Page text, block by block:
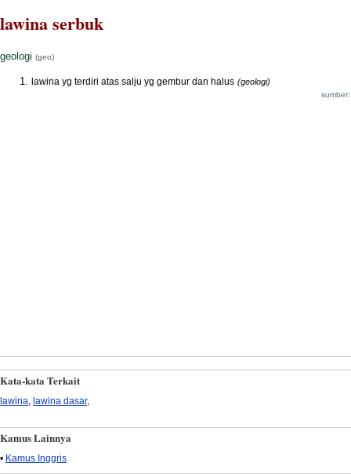
lawina serbuk
geologi (geo)
lawina yg terdiri atas salju yg gembur dan halus (geologi)
Kata-kata Terkait
lawina lawina dasar,
Kamus Lainnya
• Kamus Inggris